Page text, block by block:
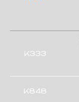
К333
К848